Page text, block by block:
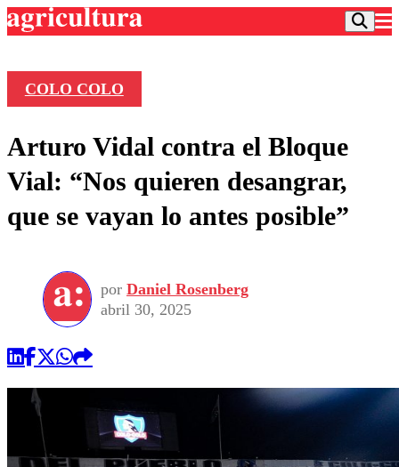
Frecuencias
Agricultura TV
Deportes
Colo Colo
Seleccion Chilena
Torneo Internacional
Universidad de Chile
Entretención
Economía
Internacional
Sustentabilidad
Publicaciones en medios
Opinión
COLO COLO
Arturo Vidal contra el Bloque
Vial: “Nos quieren desangrar,
que se vayan lo antes posible”
por Daniel Rosenberg
abril 30, 2025